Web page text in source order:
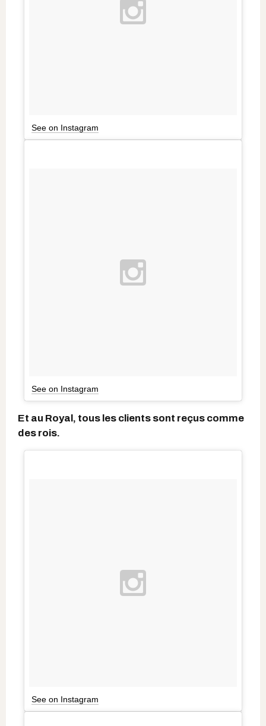
See on Instagram
See on Instagram
Et au Royal, tous les clients sont reçus comme
des rois.
See on Instagram